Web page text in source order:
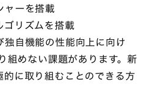
ャーを搭載
ゴリズムを搭載
自機能の性能向上に向け
組めない課題があります。新
的に取り組むことのできる方